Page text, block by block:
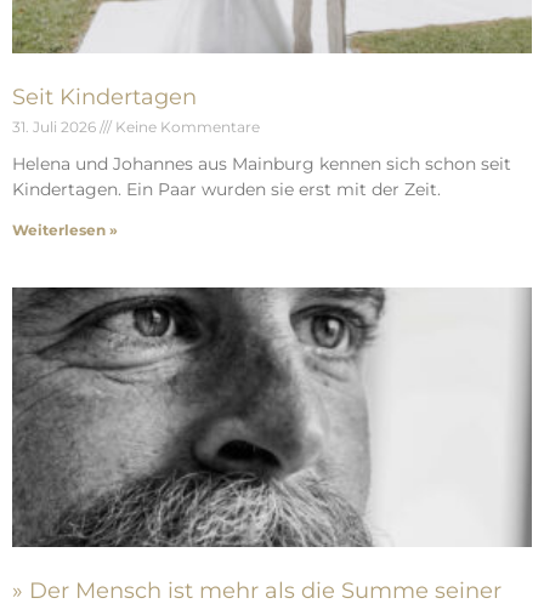
Seit Kindertagen
31. Juli 2026 Keine Kommentare
Helena und Johannes aus Mainburg kennen sich schon seit
Kindertagen. Ein Paar wurden sie erst mit der Zeit.
Weiterlesen »
» Der Mensch ist mehr als die Summe seiner